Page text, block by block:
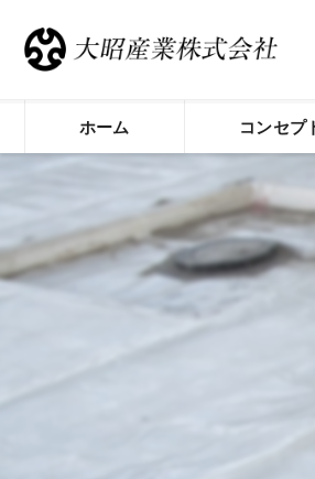
ホーム コンセプ
荒川区の防水
荒川区の防水
荒川区の防水